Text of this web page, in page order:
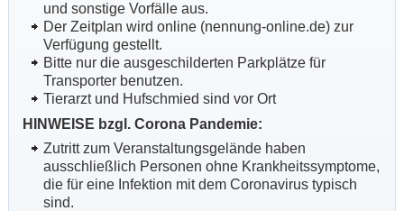
und sonstige Vorfälle aus.
Der Zeitplan wird online (nennung-online.de) zur
Verfügung gestellt.
Bitte nur die ausgeschilderten Parkplätze für
Transporter benutzen.
Tierarzt und Hufschmied sind vor Ort
HINWEISE bzgl. Corona Pandemie:
Zutritt zum Veranstaltungsgelände haben
ausschließlich Personen ohne Krankheitssymptome,
die für eine Infektion mit dem Coronavirus typisch
sind.